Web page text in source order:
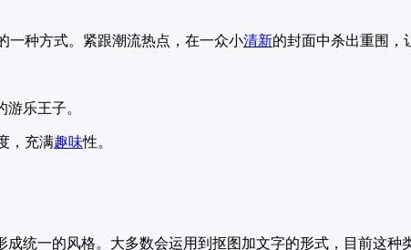
一种方式。紧跟潮流热点，在一众小清新的封面中杀出重围，
乐王子。
，充满趣味性。
统一的风格。大多数会运用到抠图加文字的形式，目前这种